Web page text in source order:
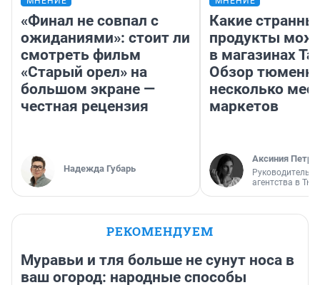
«Финал не совпал с
ожиданиями»: стоит ли
смотреть фильм
«Старый орел» на
большом экране —
честная рецензия
Надежда Губарь
Какие
продукты
в магазинах
Обзор
несколько
маркетов
Аксиния
Руководитель
агентства в
РЕКОМЕНДУЕМ
Муравьи и тля больше не сунут носа в
ваш огород: народные способы